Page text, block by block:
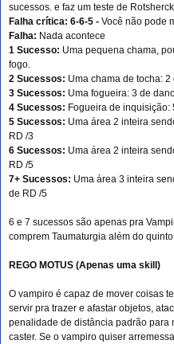
sucessos. e faz um teste de
Falha crítica: 6-6-5 - Você não pode
Falha: Nada acontece
1 Sucesso: Uma pequena chama,
fogo.
2 Sucessos: Uma chama de tocha:
3 Sucessos: Uma fogueira: 3 de
4 Sucessos: Fogueira de inquisição:
5 Sucessos: Uma área 2 inteira
RD /3
6 Sucessos: Uma área 2 inteira
RD /5
7+ Sucessos: Uma área 3 inteira
de RD /5
6 e 7 sucessos são apenas pra
comprem Taumaturgia além do
REGO MOTUS (Apenas uma skill)
O vampiro é capaz de mover coisas
servir pra trazer e afastar objetos,
penalidade de distância padrão para
caster. Se o vampiro quiser